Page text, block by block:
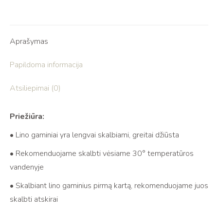
Aprašymas
Papildoma informacija
Atsiliepimai (0)
Priežiūra:
• Lino gaminiai yra lengvai skalbiami, greitai džiūsta
• Rekomenduojame skalbti vėsiame 30° temperatūros
vandenyje
• Skalbiant lino gaminius pirmą kartą, rekomenduojame juos
skalbti atskirai